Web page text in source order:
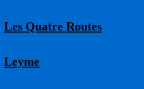
Les Quatre Routes
Leyme